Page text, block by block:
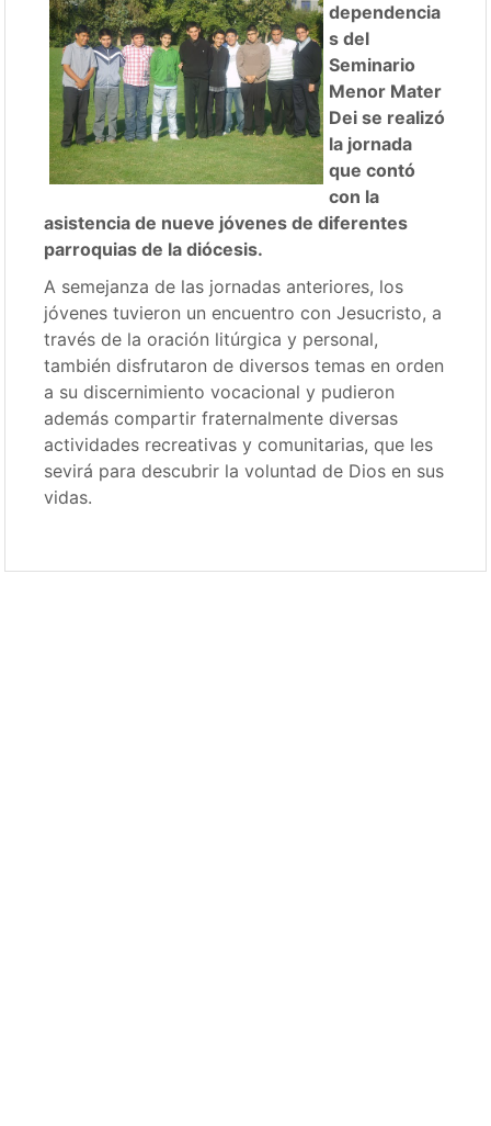
dependencia
s del
Seminario
Menor Mater
Dei se realizó
la jornada
que contó
con la
asistencia de nueve jóvenes de diferentes
parroquias de la diócesis.
A semejanza de las jornadas anteriores, los
jóvenes tuvieron un encuentro con Jesucristo, a
través de la oración litúrgica y personal,
también disfrutaron de diversos temas en orden
a su discernimiento vocacional y pudieron
además compartir fraternalmente diversas
actividades recreativas y comunitarias, que les
sevirá para descubrir la voluntad de Dios en sus
vidas.